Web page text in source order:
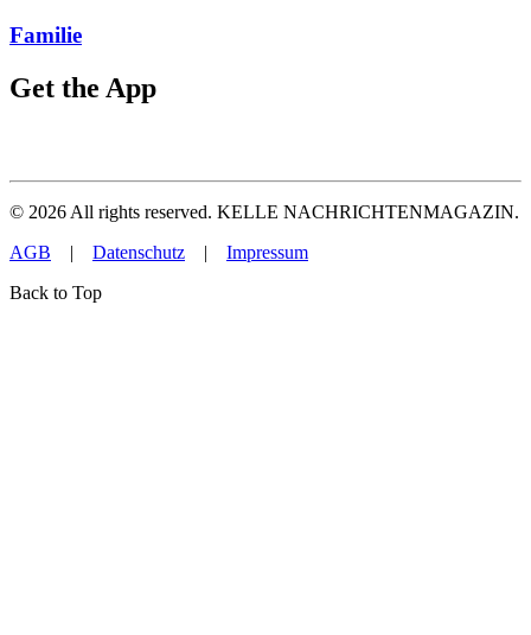
Familie
Get the App
© 2026 All rights reserved. KELLE NACHRICHTENMAGAZIN.
AGB | Datenschutz | Impressum
Back to Top